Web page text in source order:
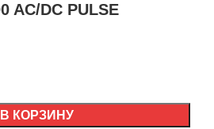
AC/DC PULSE
В КОРЗИНУ